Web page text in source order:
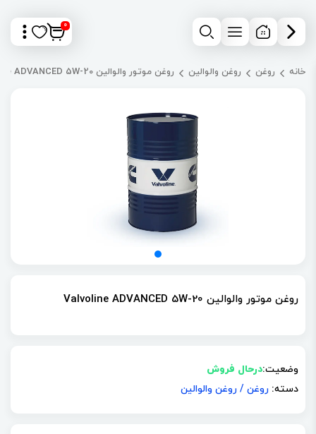
0
خانه روغن روغن والوالین روغن موتور والوالین Valvoline ADVANCED 5W-20
روغن موتور والوالین Valvoline ADVANCED 5W-20
وضعیت:درحال فروش
دسته: روغن / روغن والوالین